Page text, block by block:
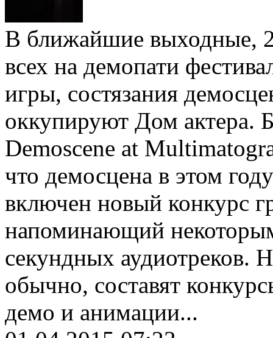
В ближайшие выходные,
всех на демопати
игры, состязания
оккупируют Дом актера.
Demoscene at
что демосцена в этом
включен новый конкурс
напоминающий
секундных аудиотреков.
обычно, составят
демо и анимации...